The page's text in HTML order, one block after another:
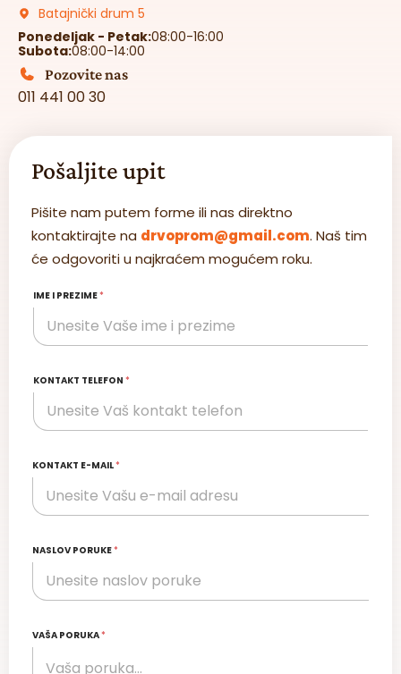
Batajnički drum 5
Ponedeljak - Petak:08:00-16:00
Subota:08:00-14:00
Pozovite nas
011 441 00 30
Pošaljite upit
Pišite nam putem forme ili nas direktno
kontaktirajte na drvoprom@gmail.com. Naš tim
će odgovoriti u najkraćem mogućem roku.
IME I PREZIME*
KONTAKT TELEFON *
KONTAKT E-MAIL*
NASLOV PORUKE*
VAŠA PORUKA*